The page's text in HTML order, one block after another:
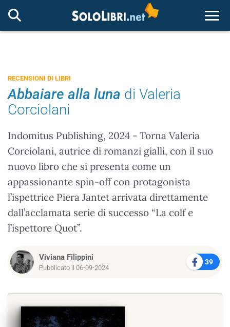
RECENSIONI DI LIBRI
Abbaiare alla luna di Valeria
Corciolani
Indomitus Publishing, 2024 - Torna Valeria
Corciolani, autrice di romanzi gialli, con il suo
nuovo libro che si presenta come un
appassionante spin-off con protagonista
l’ispettrice Piera Jantet arrivata direttamente
dall’acclamata serie di successo “La colf e
l’ispettore Quot”.
Viviana Filippini
Pubblicato il 06-09-2024
39